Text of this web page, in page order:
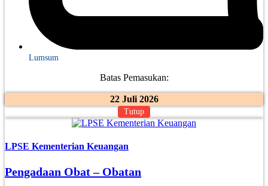
Lumsum
Batas Pemasukan:
22 Juli 2026
Tutup
LPSE Kementerian Keuangan
Pengadaan Obat – Obatan